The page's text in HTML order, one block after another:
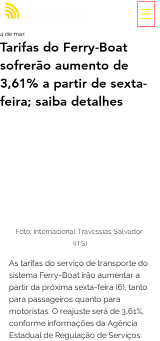
Tarifas do Ferry-Boat
sofrerão aumento de
3,61% a partir de sexta-
feira; saiba detalhes
4 de mar.
Foto: Internacional Travessias Salvador
(ITS)
As tarifas do serviço de transporte do
sistema Ferry-Boat irão aumentar a
partir da próxima sexta-feira (6), tanto
para passageiros quanto para
motoristas. O reajuste será de 3,61%,
conforme informações da Agência
Estadual de Regulação de Serviços